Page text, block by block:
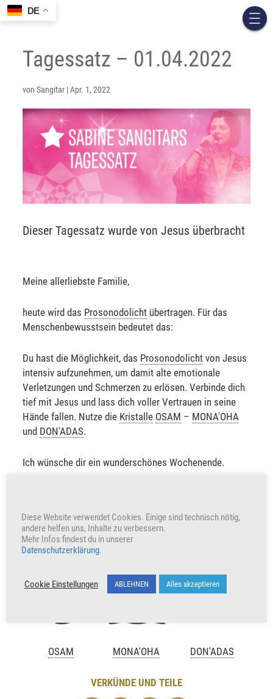
Tagessatz – 01.04.2022
vonSangitar |Apr. 1, 2022
Dieser Tagessatz wurde von Jesus überbracht
Meine allerliebste Familie,
heute wird das Prosonodolicht übertragen. Für das
Menschenbewusstsein bedeutet das:
Du hast die Möglichkeit, das Prosonodolicht von Jesus
intensiv aufzunehmen, um damit alte emotionale
Verletzungen und Schmerzen zu erlösen. Verbinde dich
tief mit Jesus und lass dich voller Vertrauen in seine
Hände fallen. Nutze die Kristalle OSAM – MONA'OHA
und DON'ADAS.
Ich wünsche dir ein wunderschönes Wochenende.
+305 Herzen freuen auch uns
OSAM MONA'OHA DON'ADAS
VERKÜNDE UND TEILE
Diese Website verwendet Cookies. Einige sind technisch nötig,
andere helfen uns, Inhalte zu verbessern.
Mehr Infos findest du in unserer
Datenschutzerklärung.
Cookie Einstellungen ABLEHNEN Alles akzeptieren
DE